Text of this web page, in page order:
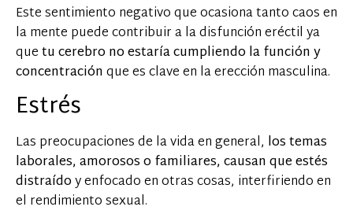
Este sentimiento negativo que ocasiona tanto caos en
la mente puede contribuir a la disfunción eréctil ya
quetu cerebro no estaría cumpliendo la función y
concentraciónque es clave en la erección masculina.
Estrés
Las preocupaciones de la vida en general, los temas
laborales, amorosos o familiares, causan que estés
distraídoy enfocado en otras cosas, interfiriendo en
el rendimiento sexual.